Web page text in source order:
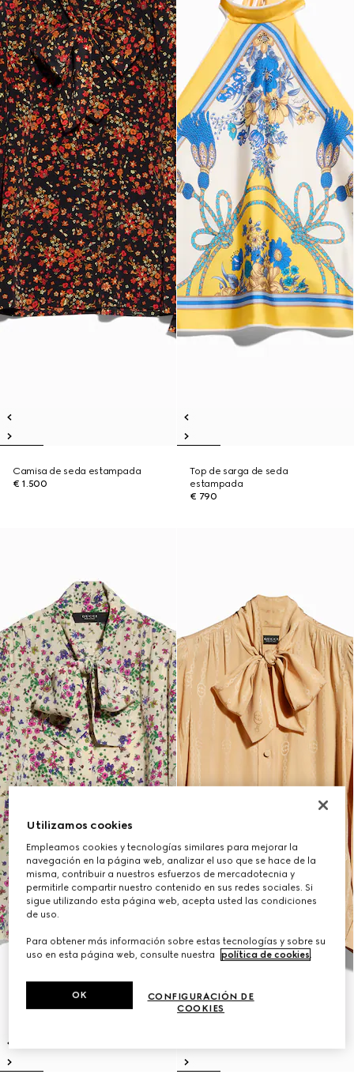
Camisa de seda estampada
€ 1.500
Top de sarga de seda
estampada
€ 790
Utilizamos cookies
Empleamos cookies y tecnologías similares para mejorar la
navegación en la página web, analizar el uso que se hace de la
misma, contribuir a nuestros esfuerzos de mercadotecnia y
permitirle compartir nuestro contenido en sus redes sociales. Si
sigue utilizando esta página web, acepta usted las condiciones
de uso.
Para obtener más información sobre estas tecnologías y sobre su
uso en esta página web, consulte nuestra
política de cookies.
CONFIGURACIÓN DE
COOKIES
OK